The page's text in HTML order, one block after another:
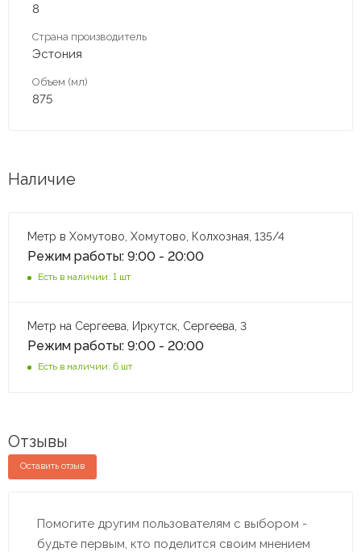
8
Страна производитель
Эстония
Объем (мл)
875
Наличие
Метр в Хомутово, Хомутово, Колхозная, 135/4
Режим работы: 9:00 - 20:00
Есть в наличии: 1 шт
Метр на Сергеева, Иркутск, Сергеева, 3
Режим работы: 9:00 - 20:00
Есть в наличии: 6 шт
Отзывы
Оставить отзыв
Помогите другим пользователям с выбором -
будьте первым, кто поделится своим мнением